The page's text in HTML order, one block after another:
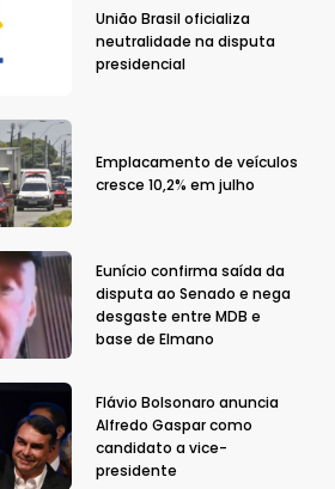
União Brasil oficializa
neutralidade na disputa
presidencial
Emplacamento de veículos
cresce 10,2% em julho
Eunício confirma saída da
disputa ao Senado e nega
desgaste entre MDB e
base de Elmano
Flávio Bolsonaro anuncia
Alfredo Gaspar como
candidato a vice-
presidente